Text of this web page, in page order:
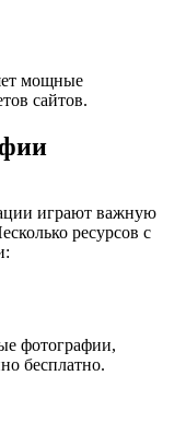
мощные
сайтов.
играют важную
ресурсов с
фотографии,
бесплатно.